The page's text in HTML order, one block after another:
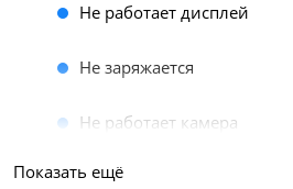
Не работает дисплей
Не заряжается
Не работает камера
Не работает тачскрин
Показать ещё